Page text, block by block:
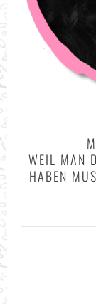
WEIL MAN
HABEN